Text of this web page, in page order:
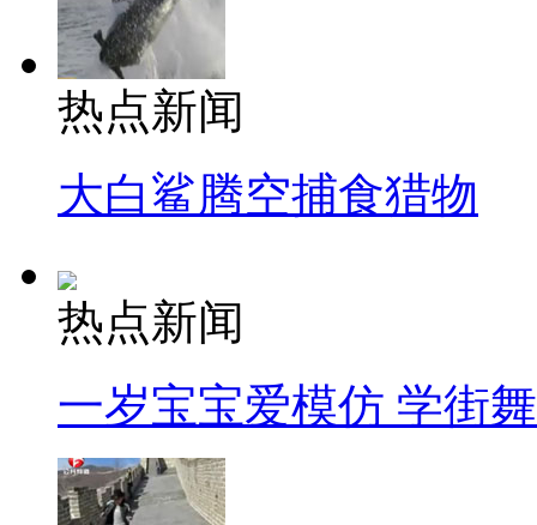
热点新闻
大白鲨腾空捕食猎物
热点新闻
一岁宝宝爱模仿 学街